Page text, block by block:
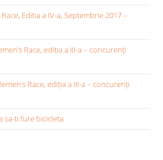
Race, Editia a IV-a, Septembrie 2017 –
Race, ediția a III-a – concurenți
Race, ediția a III-a – concurenți
sa-ti fure bicicleta